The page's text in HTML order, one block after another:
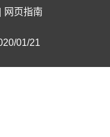
网页指南
01/21